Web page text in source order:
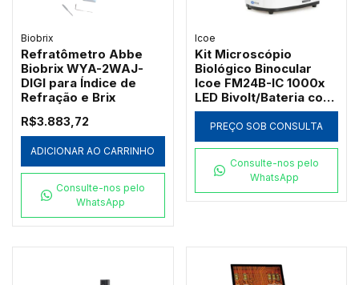
Biobrix
Refratômetro Abbe
Biobrix WYA-2WAJ-
DIGI para Índice de
Refração e Brix
R$3.883,72
ADICIONAR AO CARRINHO
Consulte-nos pelo
WhatsApp
Icoe
Kit Microscópio
Biológico Binocular
Icoe FM24B-IC 1000x
LED Bivolt/Bateria com
Ótica Acromática
PREÇO SOB CONSULTA
Consulte-nos pelo
WhatsApp